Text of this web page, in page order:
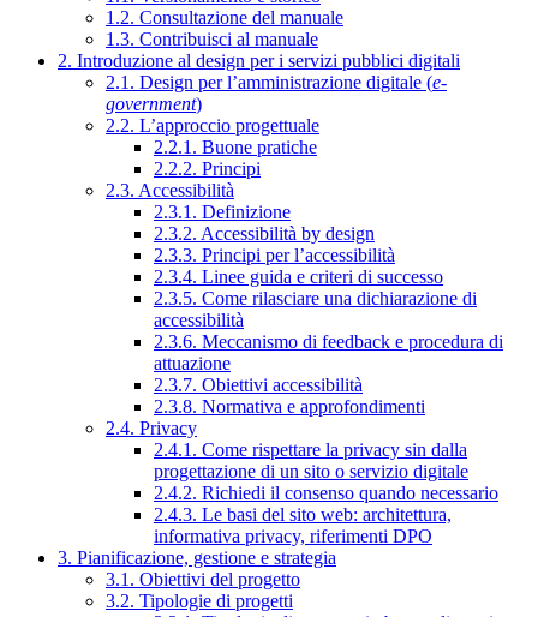
1.2. Consultazione del manuale
1.3. Contribuisci al manuale
2. Introduzione al design per i servizi pubblici digitali
2.1. Design per l’amministrazione digitale (e-
government)
2.2. L’approccio progettuale
2.2.1. Buone pratiche
2.2.2. Principi
2.3. Accessibilità
2.3.1. Definizione
2.3.2. Accessibilità by design
2.3.3. Principi per l’accessibilità
2.3.4. Linee guida e criteri di successo
2.3.5. Come rilasciare una dichiarazione di
accessibilità
2.3.6. Meccanismo di feedback e procedura di
attuazione
2.3.7. Obiettivi accessibilità
2.3.8. Normativa e approfondimenti
2.4. Privacy
2.4.1. Come rispettare la privacy sin dalla
progettazione di un sito o servizio digitale
2.4.2. Richiedi il consenso quando necessario
2.4.3. Le basi del sito web: architettura,
informativa privacy, riferimenti DPO
3. Pianificazione, gestione e strategia
3.1. Obiettivi del progetto
3.2. Tipologie di progetti